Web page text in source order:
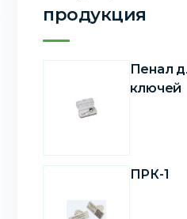
продукция
Пенал
ключей
ПРК-1